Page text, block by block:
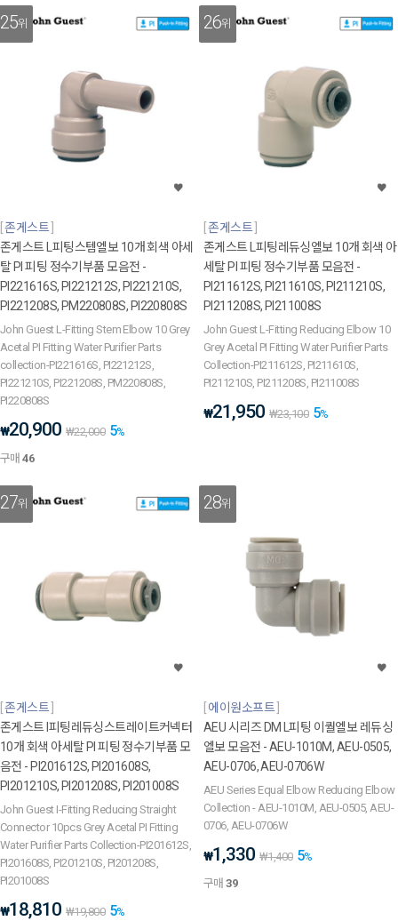
25위
존게스트
존게스트 L피팅스템엘보 10개 회색 아세
탈 PI 피팅 정수기부품 모음전 -
PI221616S, PI221212S, PI221210S,
PI221208S, PM220808S, PI220808S
John Guest L-Fitting Stem Elbow 10 Grey
Acetal PI Fitting Water Purifier Parts
collection-PI221616S, PI221212S,
PI221210S, PI221208S, PM220808S,
PI220808S
₩20,900 ₩22,000 5%
구매46
26위
존게스트
존게스트 L피팅레듀싱엘보 10개 회색 아
세탈 PI 피팅 정수기부품 모음전 -
PI211612S, PI211610S, PI211210S,
PI211208S, PI211008S
John Guest L-Fitting Reducing Elbow 10
Grey Acetal PI Fitting Water Purifier Parts
Collection-PI211612S, PI211610S,
PI211210S, PI211208S, PI211008S
₩21,950 ₩23,100 5%
27위
존게스트
존게스트 I피팅레듀싱스트레이트커넥터
10개 회색 아세탈 PI 피팅 정수기부품 모
음전 - PI201612S, PI201608S,
PI201210S, PI201208S, PI201008S
John Guest I-Fitting Reducing Straight
Connector 10pcs Grey Acetal PI Fitting
Water Purifier Parts Collection-PI201612S,
PI201608S, PI201210S, PI201208S,
PI201008S
₩18,810 ₩19,800 5%
28위
에이원소프트
AEU 시리즈 DM L피팅 이퀄엘보 레듀싱
엘보 모음전 - AEU-1010M, AEU-0505,
AEU-0706, AEU-0706W
AEU Series Equal Elbow Reducing Elbow
Collection - AEU-1010M, AEU-0505, AEU-
0706, AEU-0706W
₩1,330 ₩1,400 5%
구매39